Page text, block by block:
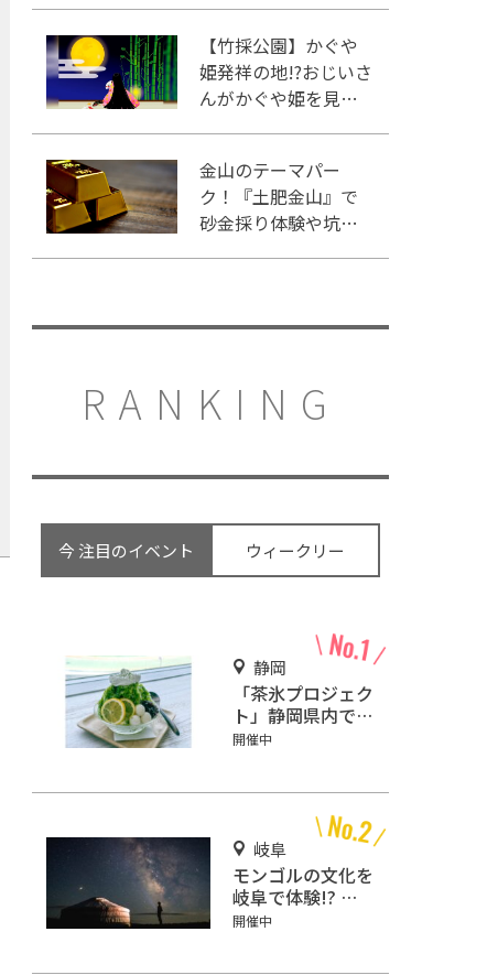
【竹採公園】かぐや
姫発祥の地!?おじいさ
んがかぐや姫を見つ
金山のテーマパー
ク！『土肥金山』で
砂金採り体験や坑道
RANKING
今 注目のイベント ウィークリー
静岡
「茶氷プロジェク
ト」静岡県内で
65店舗で開催
開催中
岐阜
モンゴルの文化を
岐阜で体験!? 福
寿の里モンゴル村
開催中